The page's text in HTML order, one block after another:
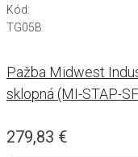
Kód:
TG05B
Pažba Midwest
sklopná (MI-STAP-
279,83 €